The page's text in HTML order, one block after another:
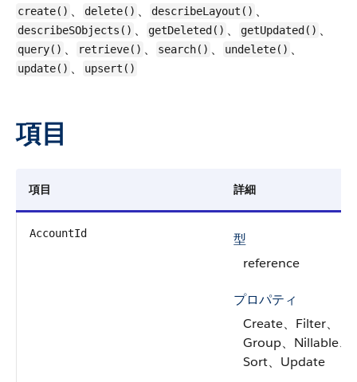
create() 、 delete() 、 describeLayout() 、
describeSObjects() 、 getDeleted() 、 getUpdated() 、
query() 、 retrieve() 、 search() 、 undelete() 、
update() 、 upsert()
項目
項目 詳細
AccountId
型
reference
プロパティ
Create、Filter、
Group、Nillable、
Sort、Update